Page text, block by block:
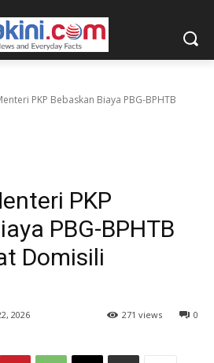
PKP Bebaskan Biaya PBG-BPHTB
PKP
PBG-BPHTB
Domisili
2026 0
271 views